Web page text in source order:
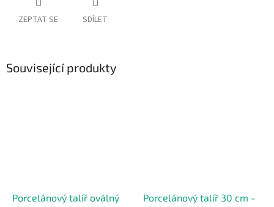
ZEPTAT SE SDÍLET
Související produkty
Porcelánový talíř oválný
Porcelánový talíř 30 cm -